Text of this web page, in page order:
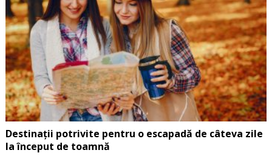
Destinații potrivite pentru o escapadă de câteva zile
la început de toamnă